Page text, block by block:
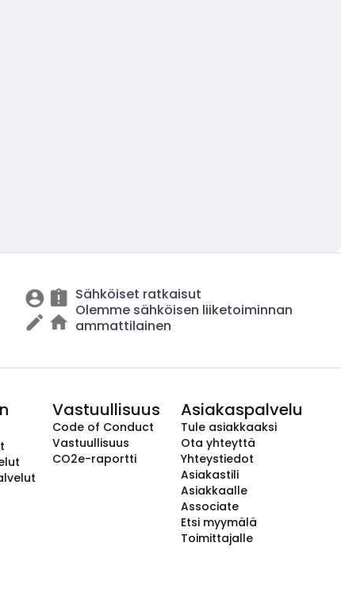
Sähköiset ratkaisut
Olemme sähköisen liiketoiminnan
ammattilainen
Vastuullisuus
Code of Conduct
Vastuullisuus
CO2e-raportti
Asiakaspalvelu
Tule asiakkaaksi
Ota yhteyttä
Yhteystiedot
Asiakastili
Asiakkaalle
Associate
Etsi myymälä
Toimittajalle